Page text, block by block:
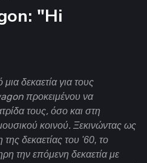
"Hi
δεκαετία για τους
προκειμένου να
τους, όσο και στη
κοινού. Ξεκινώντας ως
δεκαετίας του '60, το
την επόμενη δεκαετία με